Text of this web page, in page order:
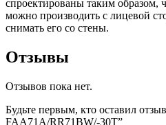
спроектированы таким образом,
можно производить с лицевой
снимать его со стены.
Отзывы
Отзывов пока нет.
Будьте первым, кто оставил
FAA71A/RR71BW/-30T”